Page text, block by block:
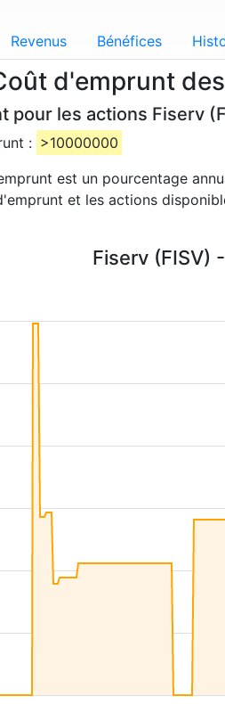
Revenus Bénéfices
d'emprunt
pour les actions Fiserv
: >10000000
est un pourcentage
et les actions
Fiserv (FISV)